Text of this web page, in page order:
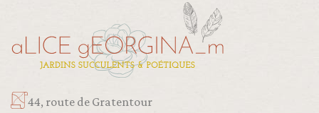
44, route de Gratentour